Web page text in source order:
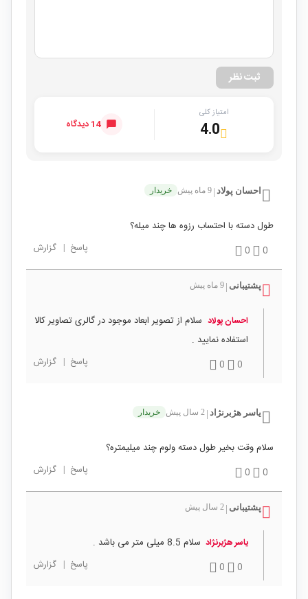
ثبت نظر
امتیاز کلی
4.0 14 دیدگاه
احسان پولاد 9 ماه پیش خریدار
طول دسته با احتساب رزوه ها چند میله؟
0
0 پاسخ | گزارش
پشتیبانی 9 ماه پیش
احسان پولاد سلام از تصویر ابعاد موجود در گالری تصاویر کالا
استفاده نمایید .
0
0 پاسخ | گزارش
یاسر هژبرنژاد 2 سال پیش خریدار
سلام وقت بخیر طول دسته ولوم چند میلیمتره؟
0
0 پاسخ | گزارش
پشتیبانی 2 سال پیش
یاسر هژبرنژاد سلام 8.5 میلی متر می باشد .
0
0 پاسخ | گزارش